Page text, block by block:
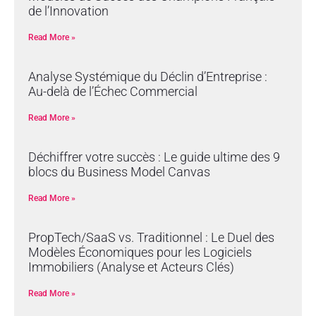
de l’Innovation
Read More »
Analyse Systémique du Déclin d’Entreprise :
Au-delà de l’Échec Commercial
Read More »
Déchiffrer votre succès : Le guide ultime des 9
blocs du Business Model Canvas
Read More »
PropTech/SaaS vs. Traditionnel : Le Duel des
Modèles Économiques pour les Logiciels
Immobiliers (Analyse et Acteurs Clés)
Read More »